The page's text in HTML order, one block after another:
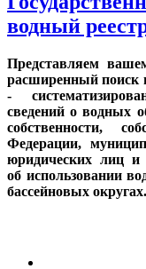
водный
Представляем
расширенный поиск
-
сведений о водных
собственности,
Федерации,
юридических лиц и
об использовании
бассейновых округах.